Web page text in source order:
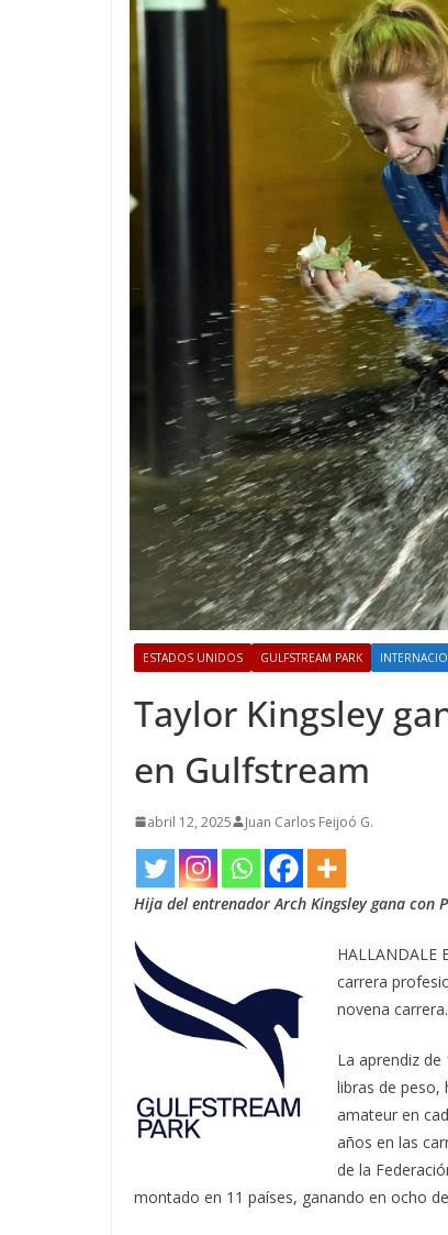
ESTADOS UNIDOS GULFSTREAM PARK
Taylor Kingsley
en Gulfstream
abril 12, 2025 Juan Carlos Feijoó G.
Hija del entrenador Arch Kingsley gana con
HALLANDALE
carrera
novena carrera.
La aprendiz de
libras de peso,
amateur en
años en las
de la
montado en 11 países, ganando en ocho